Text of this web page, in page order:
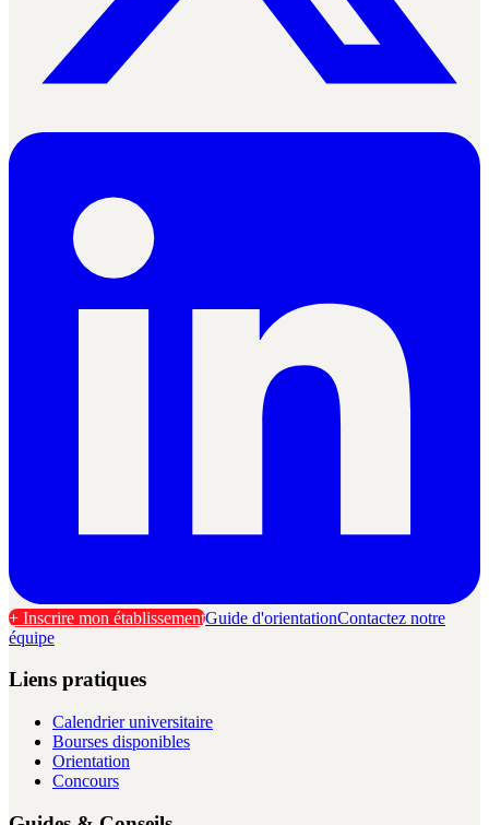
+ Inscrire mon établissementGuide d'orientationContactez notre
équipe
Liens pratiques
Calendrier universitaire
Bourses disponibles
Orientation
Concours